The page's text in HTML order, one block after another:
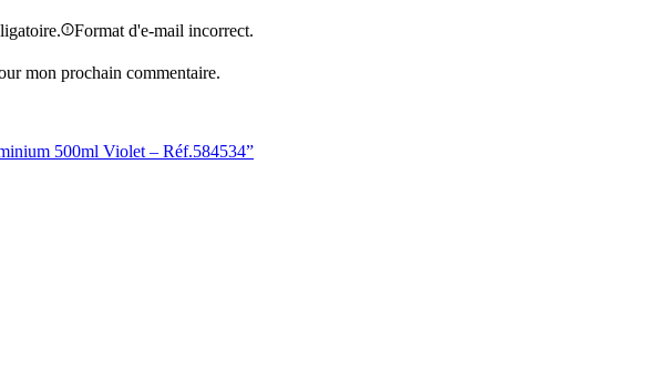
Format d'e-mail incorrect.
mon prochain commentaire.
500ml Violet – Réf.584534”